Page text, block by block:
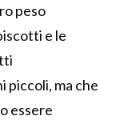
peso
e le
piccoli, ma che
essere